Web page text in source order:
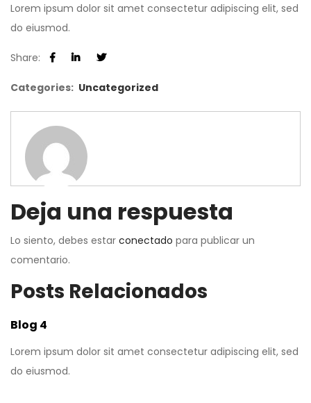
Lorem ipsum dolor sit amet consectetur adipiscing elit, sed
do eiusmod.
Share:
Categories: Uncategorized
Deja una respuesta
Lo siento, debes estar conectado para publicar un
comentario.
Posts Relacionados
Blog 4
Lorem ipsum dolor sit amet consectetur adipiscing elit, sed
do eiusmod.